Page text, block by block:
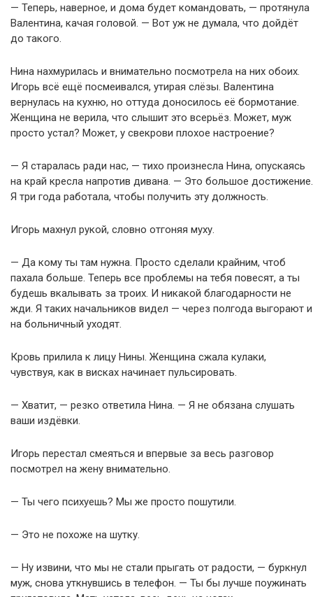
— Теперь, наверное, и дома будет командовать, — протянула
Валентина, качая головой. — Вот уж не думала, что дойдёт
до такого.
Нина нахмурилась и внимательно посмотрела на них обоих.
Игорь всё ещё посмеивался, утирая слёзы. Валентина
вернулась на кухню, но оттуда доносилось её бормотание.
Женщина не верила, что слышит это всерьёз. Может, муж
просто устал? Может, у свекрови плохое настроение?
— Я старалась ради нас, — тихо произнесла Нина, опускаясь
на край кресла напротив дивана. — Это большое достижение.
Я три года работала, чтобы получить эту должность.
Игорь махнул рукой, словно отгоняя муху.
— Да кому ты там нужна. Просто сделали крайним, чтоб
пахала больше. Теперь все проблемы на тебя повесят, а ты
будешь вкалывать за троих. И никакой благодарности не
жди. Я таких начальников видел — через полгода выгорают и
на больничный уходят.
Кровь прилила к лицу Нины. Женщина сжала кулаки,
чувствуя, как в висках начинает пульсировать.
— Хватит, — резко ответила Нина. — Я не обязана слушать
ваши издёвки.
Игорь перестал смеяться и впервые за весь разговор
посмотрел на жену внимательно.
— Ты чего психуешь? Мы же просто пошутили.
— Это не похоже на шутку.
— Ну извини, что мы не стали прыгать от радости, — буркнул
муж, снова уткнувшись в телефон. — Ты бы лучше поужинать